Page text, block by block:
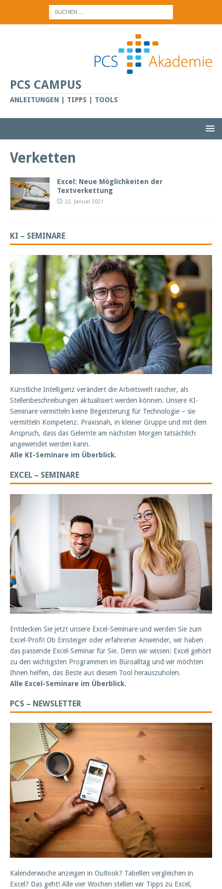
PCS CAMPUS
ANLEITUNGEN | TIPPS | TOOLS
Verketten
Excel: Neue Möglichkeiten der
Textverkettung
22. Januar 2021
KI – SEMINARE
Künstliche Intelligenz verändert die Arbeitswelt rascher, als
Stellenbeschreibungen aktualisiert werden können. Unsere KI-
Seminare vermitteln keine Begeisterung für Technologie – sie
vermitteln Kompetenz. Praxisnah, in kleiner Gruppe und mit dem
Anspruch, dass das Gelernte am nächsten Morgen tatsächlich
angewendet werden kann.
Alle KI-Seminare im Überblick.
EXCEL – SEMINARE
Entdecken Sie jetzt unsere Excel-Seminare und werden Sie zum
Excel-Profi! Ob Einsteiger oder erfahrener Anwender, wir haben
das passende Excel-Seminar für Sie. Denn wir wissen: Excel gehört
zu den wichtigsten Programmen im Büroalltag und wir möchten
Ihnen helfen, das Beste aus diesem Tool herauszuholen.
Alle Excel-Seminare im Überblick.
PCS – NEWSLETTER
Kalenderwoche anzeigen in Outlook? Tabellen vergleichen in
Excel? Das geht! Alle vier Wochen stellen wir Tipps zu Excel,